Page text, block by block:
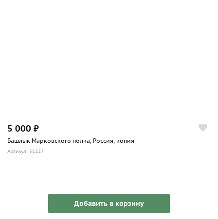
5 000 ₽
Башлык Марковского полка, Россия, копия
Артикул: 51227
Добавить в корзину